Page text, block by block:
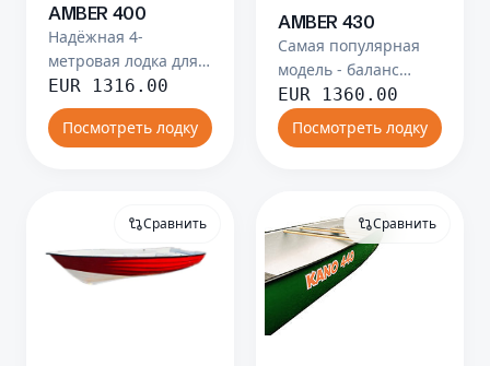
AMBER 400
Надёжная 4-
метровая лодка для
семейных поездок.
EUR
1316.00
Посмотреть лодку
AMBER 430
Самая популярная
модель - баланс
между размером и
производительностью.
EUR
1360.00
Посмотреть лодку
Сравнить Сравнить